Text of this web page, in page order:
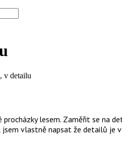
v detailu
lesem. Zaměřit se na
vlastně napsat že detailů je